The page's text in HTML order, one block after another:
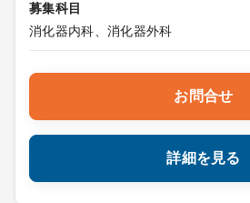
募集科目
消化器内科、消化器外科
お問合せ
詳細を見る